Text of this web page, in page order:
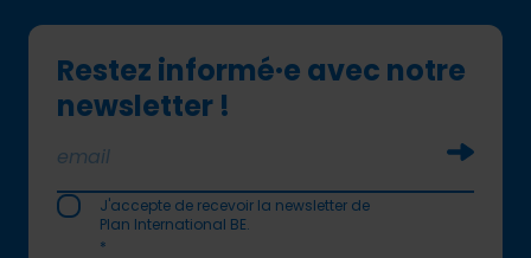
Restez informé·e avec notre
newsletter !
J'accepte de recevoir la newsletter de
Plan International BE.
*